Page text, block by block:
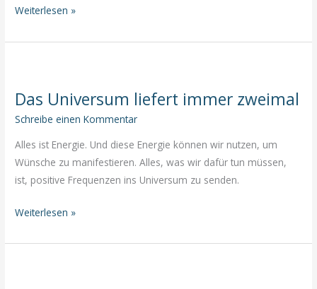
“6
zum
du
alles
was
du
dir
Weiterlesen »
Das Universum liefert immer zweimal
Schreibe einen Kommentar
Alles ist Energie. Und diese Energie können wir nutzen, um
Wünsche zu manifestieren. Alles, was wir dafür tun müssen,
ist, positive Frequenzen ins Universum zu senden.
Das
liefert
Weiterlesen »